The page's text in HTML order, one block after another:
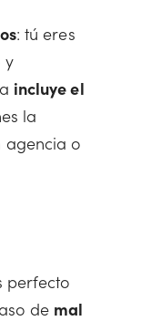
: tú eres
y
incluye el
la
o
perfecto
de mal